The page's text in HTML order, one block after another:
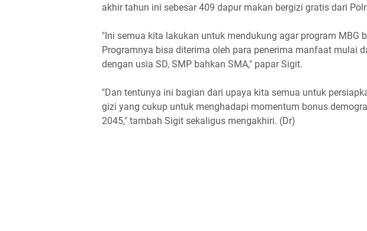
akhir tahun ini sebesar 409 dapur makan bergizi gratis dari
"Ini semua kita lakukan untuk mendukung agar program MBG
Programnya bisa diterima oleh para penerima manfaat mulai
dengan usia SD, SMP bahkan SMA," papar Sigit.
"Dan tentunya ini bagian dari upaya kita semua untuk
gizi yang cukup untuk menghadapi momentum bonus
2045," tambah Sigit sekaligus mengakhiri. (Dr)